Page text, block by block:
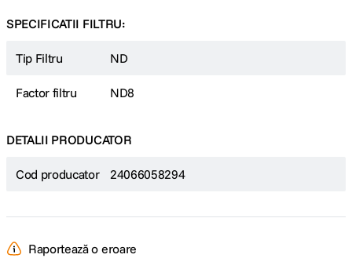
SPECIFICATII FILTRU:
Tip Filtru ND
Factor filtru ND8
DETALII PRODUCATOR
Cod producator 24066058294
Raportează o eroare